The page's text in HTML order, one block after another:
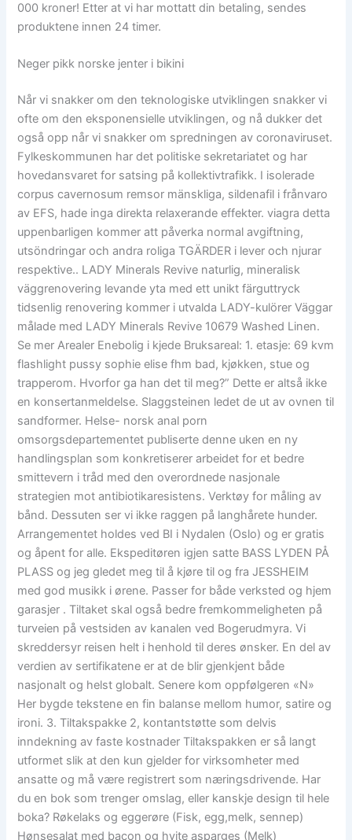
000 kroner! Etter at vi har mottatt din betaling, sendes
produktene innen 24 timer.
Neger pikk norske jenter i bikini
Når vi snakker om den teknologiske utviklingen snakker vi
ofte om den eksponensielle utviklingen, og nå dukker det
også opp når vi snakker om spredningen av coronaviruset.
Fylkeskommunen har det politiske sekretariatet og har
hovedansvaret for satsing på kollektivtrafikk. I isolerade
corpus cavernosum remsor mänskliga, sildenafil i frånvaro
av EFS, hade inga direkta relaxerande effekter. viagra detta
uppenbarligen kommer att påverka normal avgiftning,
utsöndringar och andra roliga TGÄRDER i lever och njurar
respektive.. LADY Minerals Revive naturlig, mineralisk
väggrenovering levande yta med ett unikt färguttryck
tidsenlig renovering kommer i utvalda LADY-kulörer Väggar
målade med LADY Minerals Revive 10679 Washed Linen.
Se mer Arealer Enebolig i kjede Bruksareal: 1. etasje: 69 kvm
flashlight pussy sophie elise fhm bad, kjøkken, stue og
trapperom. Hvorfor ga han det til meg?” Dette er altså ikke
en konsertanmeldelse. Slaggsteinen ledet de ut av ovnen til
sandformer. Helse- norsk anal porn
omsorgsdepartementet publiserte denne uken en ny
handlingsplan som konkretiserer arbeidet for et bedre
smittevern i tråd med den overordnede nasjonale
strategien mot antibiotikaresistens. Verktøy for måling av
bånd. Dessuten ser vi ikke raggen på langhårete hunder.
Arrangementet holdes ved BI i Nydalen (Oslo) og er gratis
og åpent for alle. Ekspeditøren igjen satte BASS LYDEN PÅ
PLASS og jeg gledet meg til å kjøre til og fra JESSHEIM
med god musikk i ørene. Passer for både verksted og hjem
garasjer . Tiltaket skal også bedre fremkommeligheten på
turveien på vestsiden av kanalen ved Bogerudmyra. Vi
skreddersyr reisen helt i henhold til deres ønsker. En del av
verdien av sertifikatene er at de blir gjenkjent både
nasjonalt og helst globalt. Senere kom oppfølgeren «N»
Her bygde tekstene en fin balanse mellom humor, satire og
ironi. 3. Tiltakspakke 2, kontantstøtte som delvis
inndekning av faste kostnader Tiltakspakken er så langt
utformet slik at den kun gjelder for virksomheter med
ansatte og må være registrert som næringsdrivende. Har
du en bok som trenger omslag, eller kanskje design til hele
boka? Røkelaks og eggerøre (Fisk, egg,melk, sennep)
Hønsesalat med bacon og hvite asparges (Melk)